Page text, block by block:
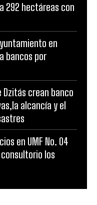
292 hectáreas con
en
bancos por
Dzitás crean banco
alcancía y el
en UMF No. 04
los